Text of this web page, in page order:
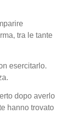
tra le tante
esercitarlo.
dopo averlo
hanno trovato